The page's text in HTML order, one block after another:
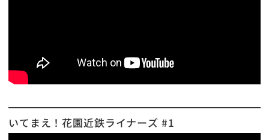
いてまえ！花園近鉄ライナーズ #1